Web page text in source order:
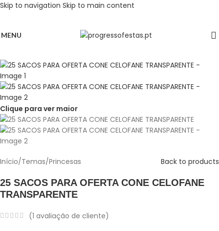
Skip to navigation Skip to main content
MENU
Clique para ver maior
Início/Temas/Princesas Back to products
25 SACOS PARA OFERTA CONE CELOFANE
TRANSPARENTE
(1 avaliação de cliente)